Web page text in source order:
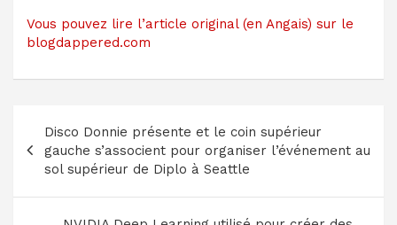
Vous pouvez lire l’article original (en Angais) sur le
blogdappered.com
de
l’article
Disco Donnie présente et le coin supérieur
gauche s’associent pour organiser l’événement au
sol supérieur de Diplo à Seattle